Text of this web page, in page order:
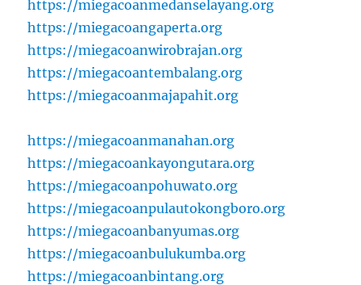
https://miegacoanmedanselayang.org
https://miegacoangaperta.org
https://miegacoanwirobrajan.org
https://miegacoantembalang.org
https://miegacoanmajapahit.org
https://miegacoanmanahan.org
https://miegacoankayongutara.org
https://miegacoanpohuwato.org
https://miegacoanpulautokongboro.org
https://miegacoanbanyumas.org
https://miegacoanbulukumba.org
https://miegacoanbintang.org